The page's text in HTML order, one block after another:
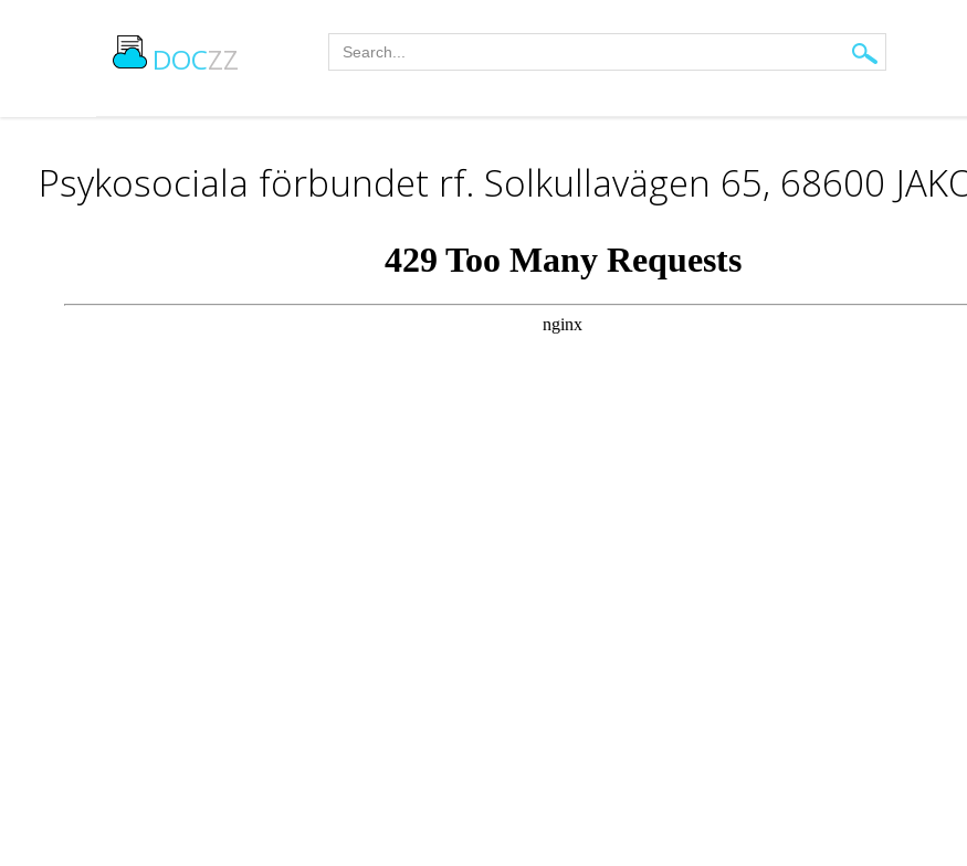
DOCZZ
Psykosociala förbundet rf. Solkullavägen 65, 68600